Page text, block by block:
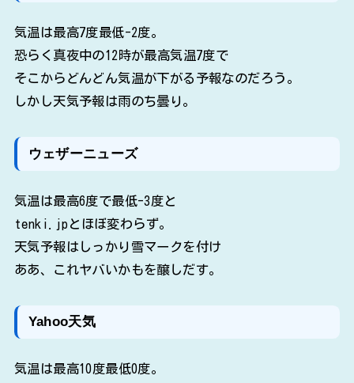
気温は最高7度最低-2度。
恐らく真夜中の12時が最高気温7度で
そこからどんどん気温が下がる予報なのだろう。
しかし天気予報は雨のち曇り。
ウェザーニューズ
気温は最高6度で最低-3度と
tenki.jpとほぼ変わらず。
天気予報はしっかり雪マークを付け
ああ、これヤバいかもを醸しだす。
Yahoo天気
気温は最高10度最低0度。